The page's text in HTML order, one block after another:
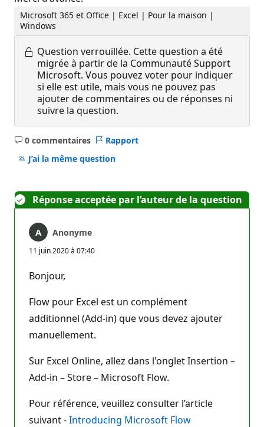
Microsoft 365 et Office | Excel | Pour la maison |
Windows
Question verrouillée. Cette question a été
migrée à partir de la Communauté Support
Microsoft. Vous pouvez voter pour indiquer
si elle est utile, mais vous ne pouvez pas
ajouter de commentaires ou de réponses ni
suivre la question.
0 commentaires
Aucun
commentaire
Rapport
J’ai la même question
Réponse acceptée par l’auteur de la question
Anonyme
11 juin 2020 à 07:40
Bonjour,
Flow pour Excel est un complément
additionnel (Add-in) que vous devez ajouter
manuellement.
Sur Excel Online, allez dans l'onglet Insertion –
Add-in – Store – Microsoft Flow.
Pour référence, veuillez consulter l’article
suivant -Introducing Microsoft Flow